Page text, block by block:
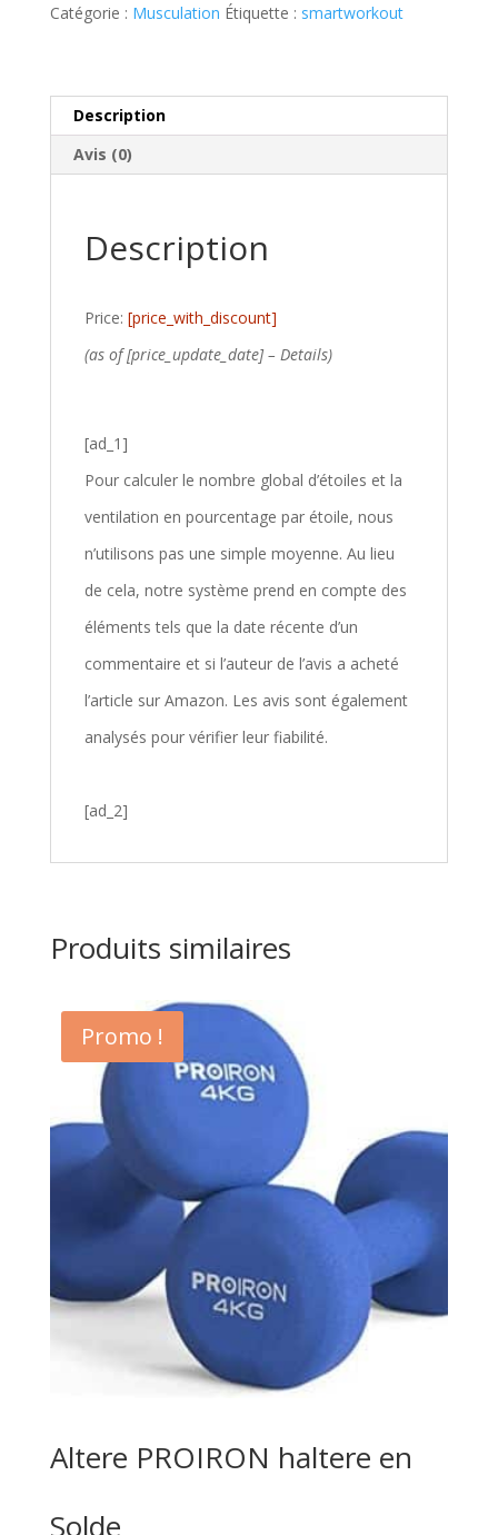
Catégorie : Musculation Étiquette : smartworkout
Description
Avis (0)
Description
Price: [price_with_discount]
(as of [price_update_date] – Details)
[ad_1]
Pour calculer le nombre global d’étoiles et la
ventilation en pourcentage par étoile, nous
n’utilisons pas une simple moyenne. Au lieu
de cela, notre système prend en compte des
éléments tels que la date récente d’un
commentaire et si l’auteur de l’avis a acheté
l’article sur Amazon. Les avis sont également
analysés pour vérifier leur fiabilité.
[ad_2]
Produits similaires
Promo !
Altere PROIRON haltere en
Solde